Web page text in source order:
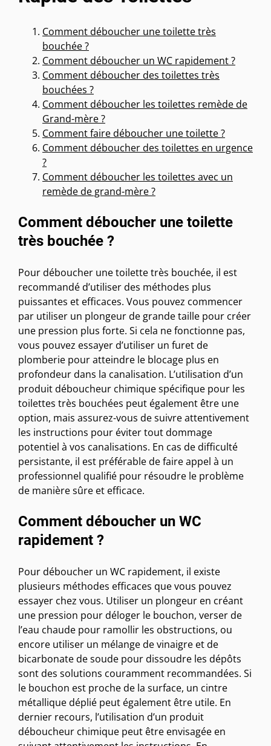
Comment déboucher une toilette très
bouchée ?
Comment déboucher un WC rapidement ?
Comment déboucher des toilettes très
bouchées ?
Comment déboucher les toilettes remède de
Grand-mère ?
Comment faire déboucher une toilette ?
Comment déboucher des toilettes en urgence
?
Comment déboucher les toilettes avec un
remède de grand-mère ?
Comment déboucher une toilette
très bouchée ?
Pour déboucher une toilette très bouchée, il est
recommandé d’utiliser des méthodes plus
puissantes et efficaces. Vous pouvez commencer
par utiliser un plongeur de grande taille pour créer
une pression plus forte. Si cela ne fonctionne pas,
vous pouvez essayer d’utiliser un furet de
plomberie pour atteindre le blocage plus en
profondeur dans la canalisation. L’utilisation d’un
produit déboucheur chimique spécifique pour les
toilettes très bouchées peut également être une
option, mais assurez-vous de suivre attentivement
les instructions pour éviter tout dommage
potentiel à vos canalisations. En cas de difficulté
persistante, il est préférable de faire appel à un
professionnel qualifié pour résoudre le problème
de manière sûre et efficace.
Comment déboucher un WC
rapidement ?
Pour déboucher un WC rapidement, il existe
plusieurs méthodes efficaces que vous pouvez
essayer chez vous. Utiliser un plongeur en créant
une pression pour déloger le bouchon, verser de
l’eau chaude pour ramollir les obstructions, ou
encore utiliser un mélange de vinaigre et de
bicarbonate de soude pour dissoudre les dépôts
sont des solutions couramment recommandées. Si
le bouchon est proche de la surface, un cintre
métallique déplié peut également être utile. En
dernier recours, l’utilisation d’un produit
déboucheur chimique peut être envisagée en